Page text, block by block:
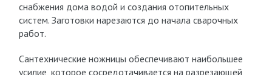
снабжения дома водой и создания отопительных
систем. Заготовки нарезаются до начала сварочных
работ.
Сантехнические ножницы обеспечивают наибольшее
усилие, которое сосредотачивается на разрезающей